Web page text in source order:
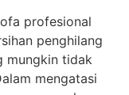
profesional
penghilang
mungkin tidak
mengatasi